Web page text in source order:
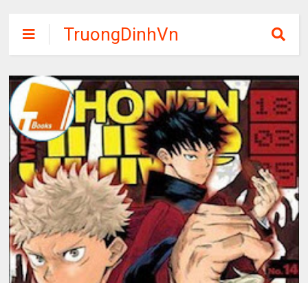
TruongDinhVn
Chia sẽ ebook,
các khóa học,
phần mềm học
tập miễn phí